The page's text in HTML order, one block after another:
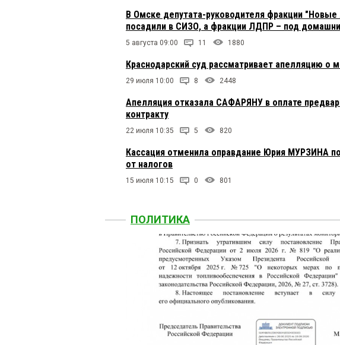
В Омске депутата-руководителя фракции
посадили в СИЗО, а фракции ЛДПР – под
5 августа 09:00 11 1880
Краснодарский суд рассматривает апелляцию
29 июля 10:00 8 2448
Апелляция отказала САФАРЯНУ в оплате
контракту
22 июля 10:35 5 820
Кассация отменила оправдание Юрия МУРЗИНА
от налогов
15 июля 10:15 0 801
ПОЛИТИКА